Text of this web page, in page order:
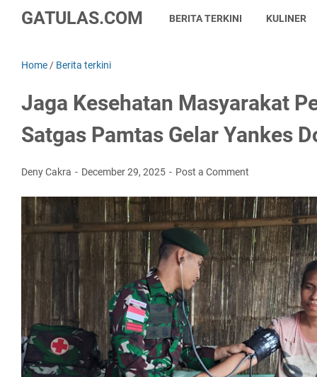
GATULAS.COM BERITA TERKINI KULINER
Home / Berita terkini
Jaga Kesehatan Masyarakat
Satgas Pamtas Gelar Yankes
Deny Cakra December 29, 2025 Post a Comment